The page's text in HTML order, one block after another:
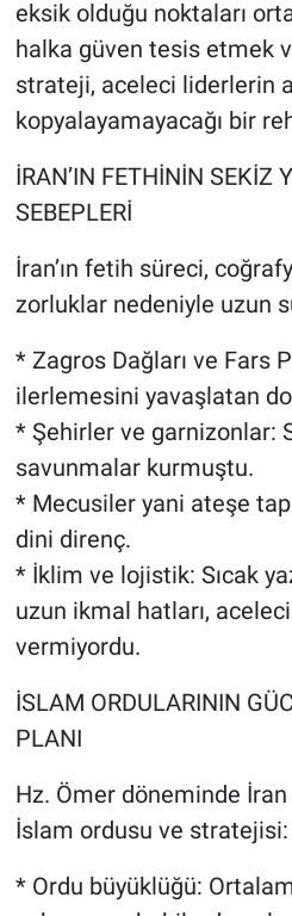
eksik olduğu noktaları
halka güven tesis etmek
strateji, aceleci liderlerin
kopyalayamayacağı bir
İRAN’IN FETHİNİN SEKİZ
SEBEPLERİ
İran’ın fetih süreci,
zorluklar nedeniyle uzun
* Zagros Dağları ve Fars
ilerlemesini yavaşlatan
* Şehirler ve garnizonlar:
savunmalar kurmuştu.
* Mecusiler yani ateşe
dini direnç.
* İklim ve lojistik: Sıcak
uzun ikmal hatları, aceleci
vermiyordu.
İSLAM ORDULARININ
PLANI
Hz. Ömer döneminde
İslam ordusu ve stratejisi:
* Ordu büyüklüğü: